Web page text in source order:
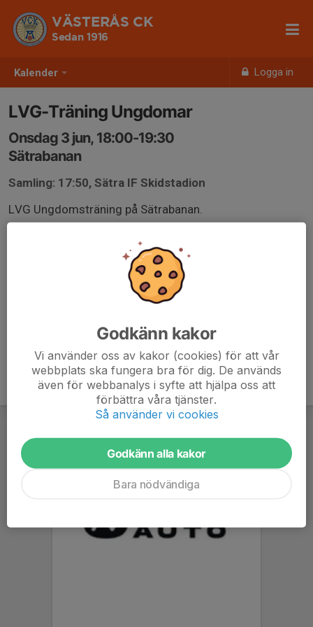
Kalender Logga in
VÄSTERÅS CK
Sedan 1916
LVG-Träning Ungdomar
Onsdag 3 jun, 18:00-19:30
Sätrabanan
Samling: 17:50, Sätra IF Skidstadion
LVG Ungdomsträning på Sätrabanan.
Om du är intresserad av att vara med i
Ungdomsgruppen på landsväg, anmäld dig här:
https://www.svenskalag.se/vasterasck/formular/anmal
an-ungdomstraning-lvg-2026/36181
Godkänn kakor
Vi använder oss av kakor (cookies) för att vår
webbplats ska fungera bra för dig. De används
även för webbanalys i syfte att hjälpa oss att
förbättra våra tjänster.
Så använder vi cookies
Godkänn alla kakor
Bara nödvändiga